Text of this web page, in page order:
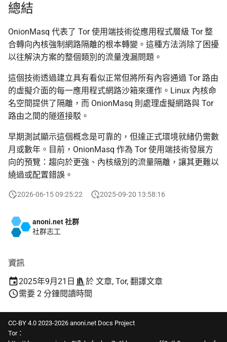
anoni.net 社群
社群志工
資訊
2025年9月21日
於 文章, Tor, 翻譯文章
需要 2 分鐘閱讀時間
總結
OnionMasq 代表了 Tor 使用端技術從應用程式層級 Tor 整
合轉向內核強制網路隔離的根本轉變。這種方法消除了困擾
以往解決方案的整個類別的流量洩漏問題。
這個技術透過建立具有看似正常但將所有內容通過 Tor 路由
的虛擬介面的每一應用程式網路沙箱來運作。Linux 內核命
名空間提供了隔離，而 OnionMasq 則處理虛擬網路與 Tor
路由之間的隧道接駁。
早期測試顯示這個概念是可靠的，但達正式環境就緒仍需數
月或數年。目前，OnionMasq 作為 Tor 使用端技術發展方
向的預覽：趨向於更強、內核級別的流量隔離，讓其更難以
繞過或配置錯誤。
2026-06-15 09:25:22 2025-09-20 13:58:16
CC-BY 4.0 2023-2026 anoni.net Docs Project
Tor：